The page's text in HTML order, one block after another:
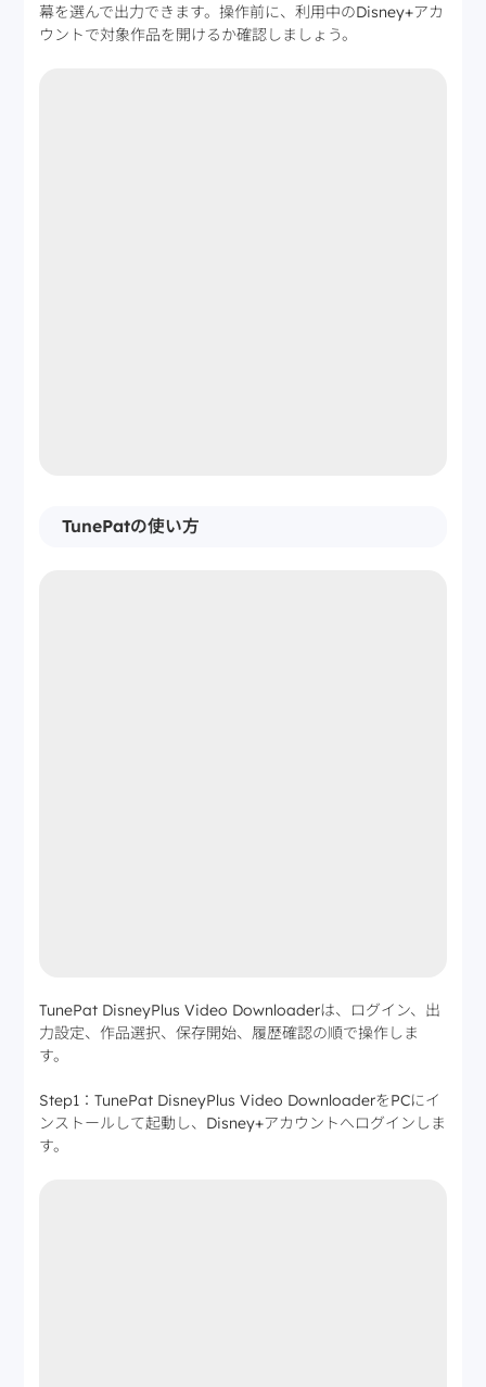
幕を選んで出力できます。操作前に、利用中のDisney+アカ
ウントで対象作品を開けるか確認しましょう。
TunePatの使い方
TunePat DisneyPlus Video Downloaderは、ログイン、出
力設定、作品選択、保存開始、履歴確認の順で操作しま
す。
Step1：TunePat DisneyPlus Video DownloaderをPCにイ
ンストールして起動し、Disney+アカウントへログインしま
す。